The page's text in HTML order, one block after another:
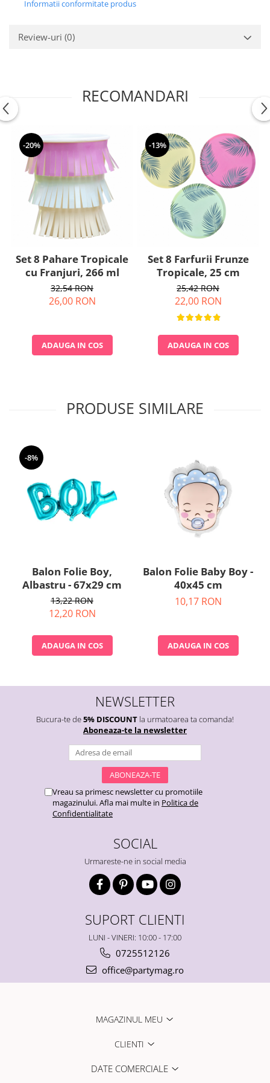
Nunta
Petrecere 1 An
Informatii conformitate produs
Review-uri (0)
RECOMANDARI
-20%
Set 8 Pahare Tropicale
cu Franjuri, 266 ml
32,54 RON
26,00 RON
ADAUGA IN COS
-13%
Set 8 Farfurii Frunze
Tropicale, 25 cm
25,42 RON
22,00 RON
ADAUGA IN COS
PRODUSE SIMILARE
-8%
Balon Folie Boy,
Albastru - 67x29 cm
13,22 RON
12,20 RON
ADAUGA IN COS
Balon Folie Baby Boy -
40x45 cm
10,17 RON
ADAUGA IN COS
NEWSLETTER
Bucura-te de5% DISCOUNT la urmatoarea ta comanda!
Aboneaza-te la newsletter
Vreau sa primesc newsletter cu promotiile
magazinului. Afla mai multe in Politica de
Confidentialitate
SOCIAL
Urmareste-ne in social media
SUPORT CLIENTI
LUNI - VINERI: 10:00 - 17:00
0725512126
office@partymag.ro
MAGAZINUL MEU
CLIENTI
DATE COMERCIALE